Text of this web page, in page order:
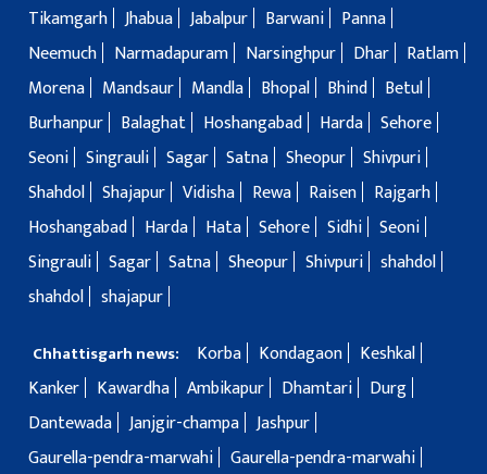
Tikamgarh Jhabua Jabalpur Barwani
Panna
Neemuch
Narmadapuram Narsinghpur Dhar
Ratlam
Morena
Mandsaur Mandla Bhopal Bhind
Betul
Burhanpur
Balaghat Hoshangabad Harda Sehore
Seoni Singrauli Sagar Satna Sheopur Shivpuri
Shahdol Shajapur Vidisha Rewa Raisen
Rajgarh
Hoshangabad
Harda Hata Sehore Sidhi Seoni
Singrauli Sagar Satna Sheopur Shivpuri shahdol
shahdol shajapur
Chhattisgarh news: Korba Kondagaon
Keshkal
Kanker
Kawardha Ambikapur Dhamtari
Durg
Dantewada Janjgir-champa Jashpur
Gaurella-pendra-marwahi Gaurella-pendra-marwahi